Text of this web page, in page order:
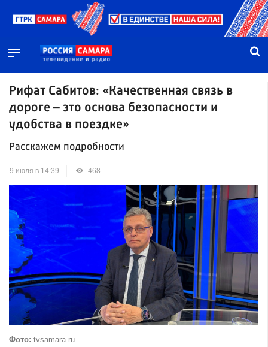
Рифат Сабитов: «Качественная связь в
дороге – это основа безопасности и
удобства в поездке»
Расскажем подробности
9 июля в 14:39 468
Фото: tvsamara.ru